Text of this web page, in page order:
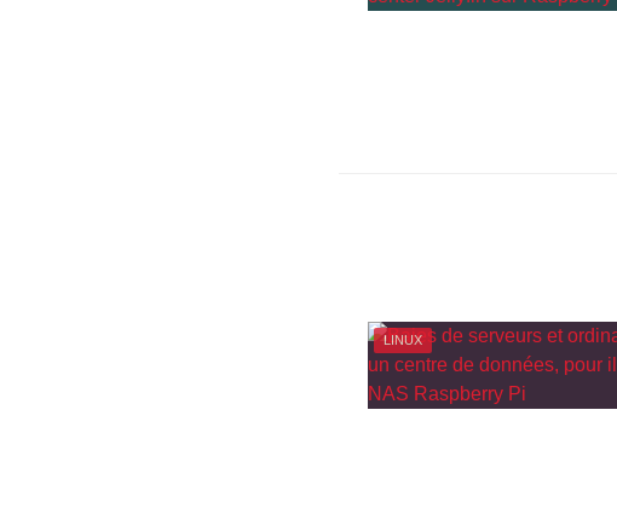
LINUX